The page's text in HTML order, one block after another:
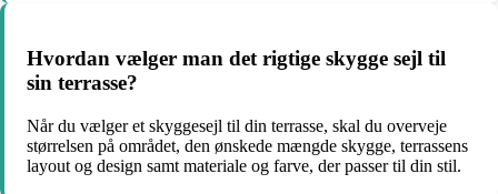
Hvordan vælger man det rigtige skygge sejl til
sin terrasse?
Når du vælger et skyggesejl til din terrasse, skal du overveje
størrelsen på området, den ønskede mængde skygge, terrassens
layout og design samt materiale og farve, der passer til din stil.